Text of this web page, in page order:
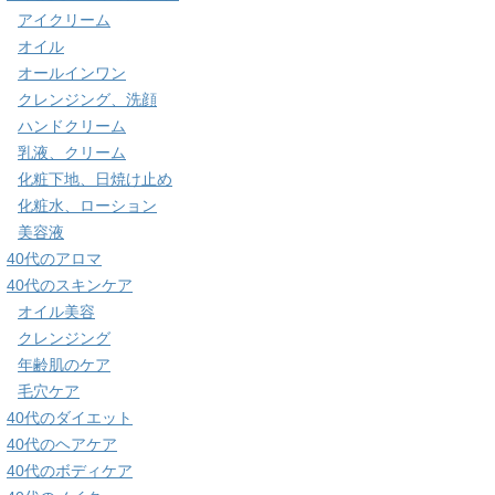
アイクリーム
オイル
オールインワン
クレンジング、洗顔
ハンドクリーム
乳液、クリーム
化粧下地、日焼け止め
化粧水、ローション
美容液
40代のアロマ
40代のスキンケア
オイル美容
クレンジング
年齢肌のケア
毛穴ケア
40代のダイエット
40代のヘアケア
40代のボディケア